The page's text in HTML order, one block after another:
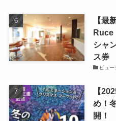
【最
Ruce
シャ
ス券
ビュ
【
め！
開！